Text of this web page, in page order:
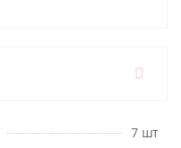
7 шт